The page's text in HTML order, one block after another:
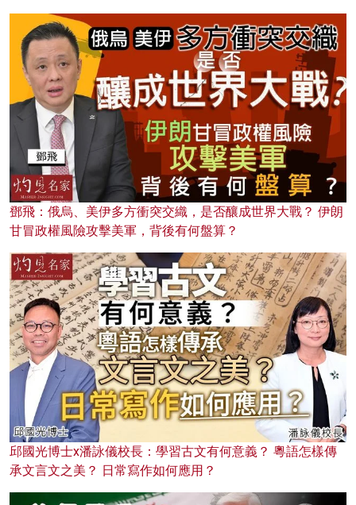
鄧飛：俄烏、美伊多方衝突交織，是否釀成世界大戰？ 伊朗
甘冒政權風險攻擊美軍，背後有何盤算？
邱國光博士x潘詠儀校長：學習古文有何意義？ 粵語怎樣傳
承文言文之美？ 日常寫作如何應用？